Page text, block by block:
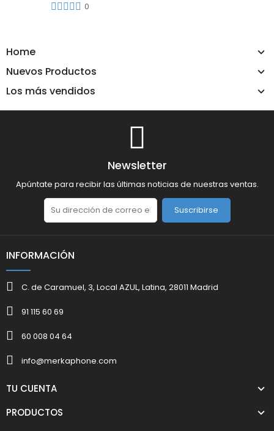
Home
Nuevos Productos
Los más vendidos
0
Newsletter
Apúntate para recibir las últimas noticias de nuestras ventas.
Suscribirse
INFORMACIÓN
C. de Caramuel, 3, Local AZUL, Latina, 28011 Madrid
91 115 60 69
60 008 04 64
info@merkaphone.com
TU CUENTA
PRODUCTOS